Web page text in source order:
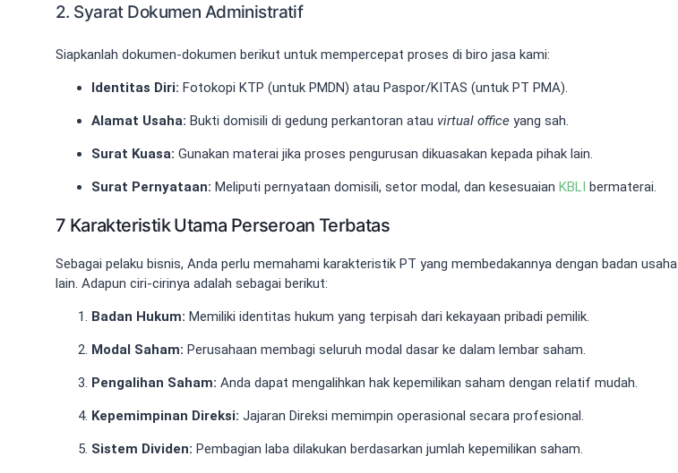
2. Syarat Dokumen Administratif
Siapkanlah dokumen-dokumen berikut untuk mempercepat proses di biro jasa kami:
Identitas Diri: Fotokopi KTP (untuk PMDN) atau Paspor/KITAS (untuk PT PMA).
Alamat Usaha: Bukti domisili di gedung perkantoran atau virtual office yang sah.
Surat Kuasa: Gunakan materai jika proses pengurusan dikuasakan kepada pihak lain.
Surat Pernyataan: Meliputi pernyataan domisili, setor modal, dan kesesuaian KBLI bermaterai.
7 Karakteristik Utama Perseroan Terbatas
Sebagai pelaku bisnis, Anda perlu memahami karakteristik PT yang membedakannya dengan badan usaha
lain. Adapun ciri-cirinya adalah sebagai berikut:
Badan Hukum: Memiliki identitas hukum yang terpisah dari kekayaan pribadi pemilik.
Modal Saham: Perusahaan membagi seluruh modal dasar ke dalam lembar saham.
Pengalihan Saham: Anda dapat mengalihkan hak kepemilikan saham dengan relatif mudah.
Kepemimpinan Direksi: Jajaran Direksi memimpin operasional secara profesional.
Sistem Dividen: Pembagian laba dilakukan berdasarkan jumlah kepemilikan saham.